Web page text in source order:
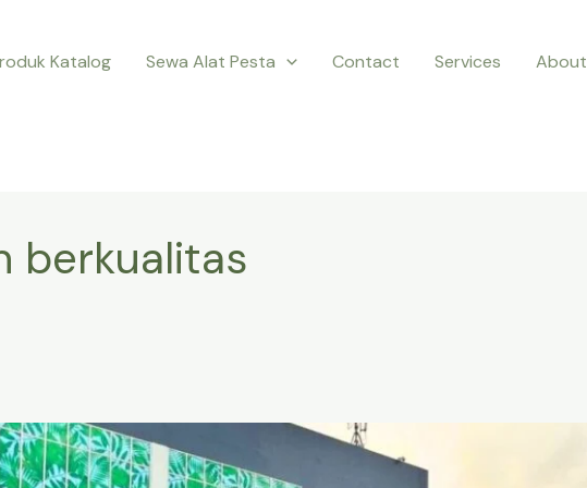
Katalog Sewa Alat Pesta Contact Services About
berkualitas